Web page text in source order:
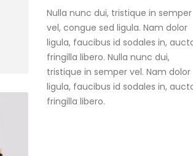
vel, congue sed ligula. Nam dolor
ligula, faucibus id sodales in, auctor
fringilla libero. Nulla nunc dui,
tristique in semper vel. Nam dolor
ligula, faucibus id sodales in, auctor
fringilla libero.